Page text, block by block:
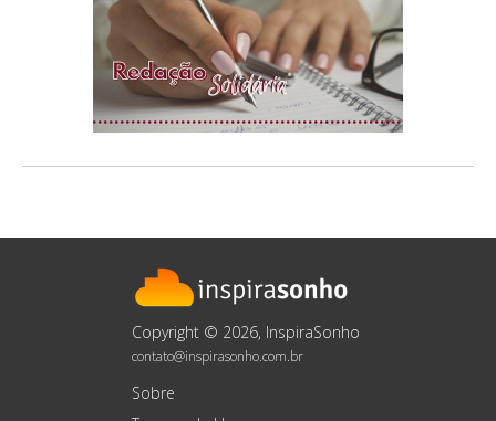
Copyright © 2026, InspiraSonho
contato@inspirasonho.com.br
Sobre